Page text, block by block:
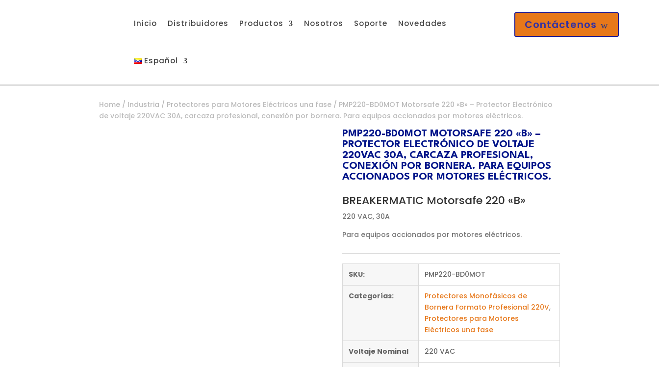
Inicio Distribuidores Productos Nosotros Soporte Novedades
Español
Contáctenos w
Home/ Industria / Protectores para Motores Eléctricos una fase/ PMP220-BD0MOT Motorsafe 220 «B» – Protector Electrónico
de voltaje 220VAC 30A, carcaza profesional, conexión por bornera. Para equipos accionados por motores eléctricos.
PMP220-BD0MOT MOTORSAFE 220 «B» –
PROTECTOR ELECTRÓNICO DE VOLTAJE
220VAC 30A, CARCAZA PROFESIONAL,
CONEXIÓN POR BORNERA. PARA EQUIPOS
ACCIONADOS POR MOTORES ELÉCTRICOS.
BREAKERMATIC Motorsafe 220 «B»
220 VAC, 30A
Para equipos accionados por motores eléctricos.
SKU: PMP220-BD0MOT
Categorías:
Protectores Monofásicos de
Bornera Formato Profesional 220V,
Protectores para Motores
Eléctricos una fase
Voltaje Nominal 220 VAC